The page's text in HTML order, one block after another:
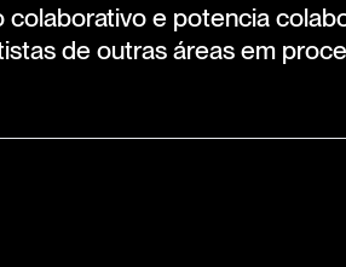
colaborativo e potencia
de outras áreas em